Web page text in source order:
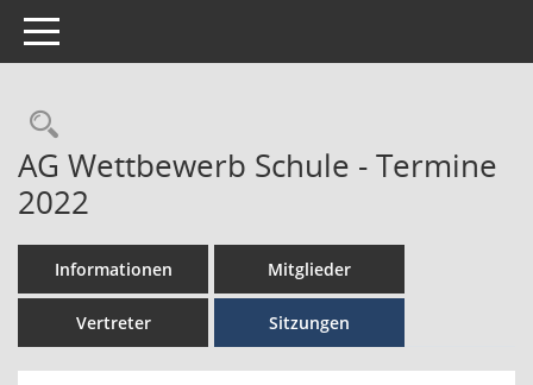
Toggle navigation
AG Wettbewerb Schule - Termine
2022
Informationen Mitglieder
Vertreter Sitzungen